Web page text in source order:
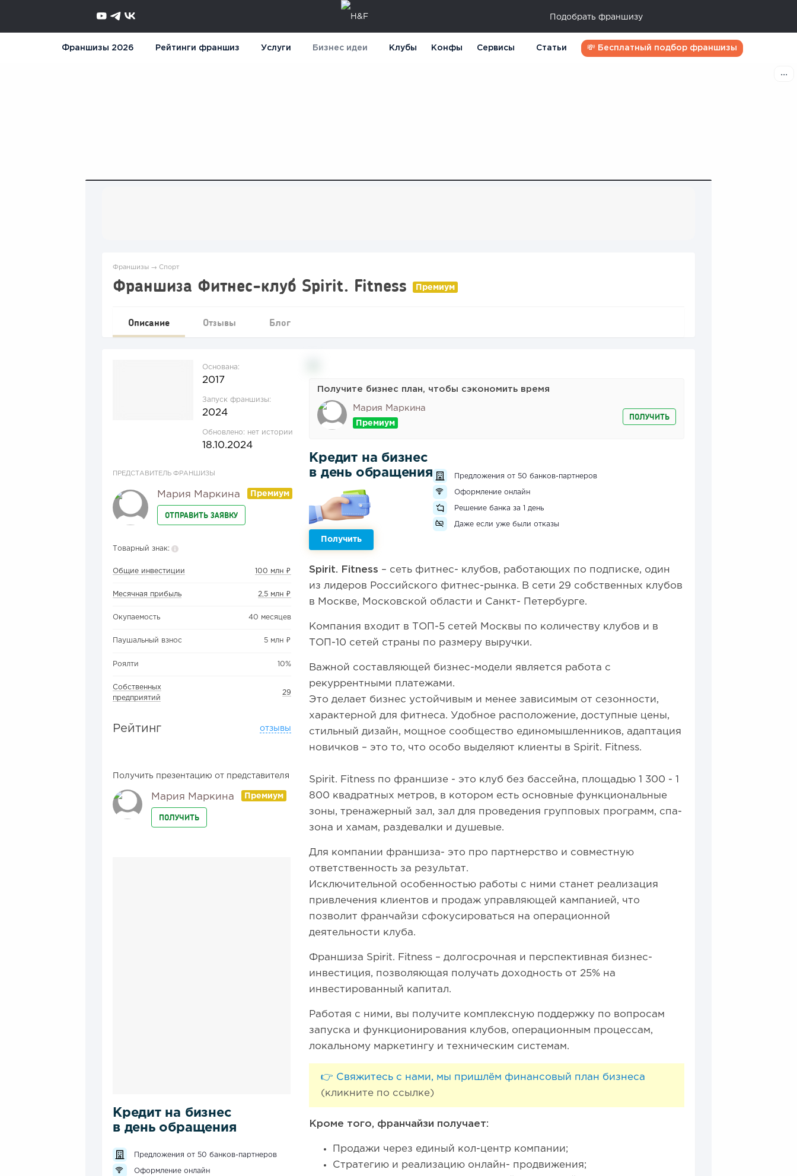
Подобрать франшизу
Франшизы 2026 Рейтинги франшиз Услуги Бизнес идеи Клубы Конфы Сервисы Статьи 💸 Бесплатный подбор франшизы
Франшизы → Спорт
Франшиза Фитнес-клуб Spirit. Fitness
Описание Отзывы Блог
Основана:
2017
Запуск франшизы:
2024
Обновлено: нет истории
18.10.2024
ПРЕДСТАВИТЕЛЬ ФРАНШИЗЫ
Мария Маркина
ОТПРАВИТЬ ЗАЯВКУ
Товарный знак:
Общие инвестиции 100 млн ₽
Месячная прибыль 2,5 млн ₽
Окупаемость 40 месяцев
Паушальный взнос 5 млн ₽
Роялти 10%
Собственных
предприятий
29
Рейтинг отзывы
Получить презентацию от представителя
Мария Маркина
ПОЛУЧИТЬ
Кредит на бизнес
в день обращения
Предложения от 50 банков-партнеров
Оформление онлайн
Получите бизнес план, чтобы сэкономить время
Мария Маркина
ПОЛУЧИТЬ
Кредит на бизнес
в день обращения
Получить
Предложения от 50 банков-партнеров
Оформление онлайн
Решение банка за 1 день
Даже если уже были отказы
Spirit. Fitness – сеть фитнес- клубов, работающих по подписке, один
из лидеров Российского фитнес-рынка. В сети 29 собственных клубов
в Москве, Московской области и Санкт- Петербурге.
Компания входит в ТОП-5 сетей Москвы по количеству клубов и в
ТОП-10 сетей страны по размеру выручки.
Важной составляющей бизнес-модели является работа с
рекуррентными платежами.
Это делает бизнес устойчивым и менее зависимым от сезонности,
характерной для фитнеса. Удобное расположение, доступные цены,
стильный дизайн, мощное сообщество единомышленников, адаптация
новичков – это то, что особо выделяют клиенты в Spirit. Fitness.
Spirit. Fitness по франшизе - это клуб без бассейна, площадью 1 300 - 1
800 квадратных метров, в котором есть основные функциональные
зоны, тренажерный зал, зал для проведения групповых программ, спа-
зона и хамам, раздевалки и душевые.
Для компании франшиза- это про партнерство и совместную
ответственность за результат.
Исключительной особенностью работы с ними станет реализация
привлечения клиентов и продаж управляющей кампанией, что
позволит франчайзи сфокусироваться на операционной
деятельности клуба.
Франшиза Spirit. Fitness – долгосрочная и перспективная бизнес-
инвестиция, позволяющая получать доходность от 25% на
инвестированный капитал.
Работая с ними, вы получите комплексную поддержку по вопросам
запуска и функционирования клубов, операционным процессам,
локальному маркетингу и техническим системам.
👉 Свяжитесь с нами, мы пришлём финансовый план бизнеса
(кликните по ссылке)
Кроме того, франчайзи получает:
Продажи через единый кол-центр компании;
Стратегию и реализацию онлайн- продвижения;